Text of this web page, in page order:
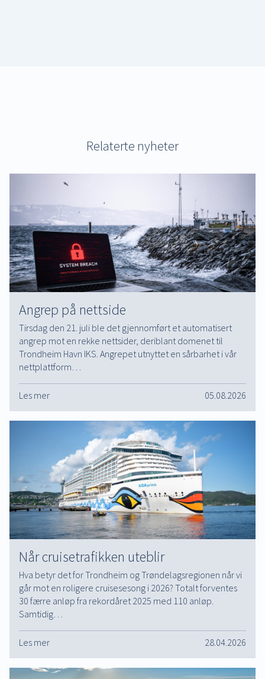
Relaterte nyheter
Angrep på nettside
Tirsdag den 21. juli ble det gjennomført et automatisert
angrep mot en rekke nettsider, deriblant domenet til
Trondheim Havn IKS. Angrepet utnyttet en sårbarhet i vår
nettplattform…
Les mer 05.08.2026
Når cruisetrafikken uteblir
Hva betyr det for Trondheim og Trøndelagsregionen når vi
går mot en roligere cruisesesong i 2026? Totalt forventes
30 færre anløp fra rekordåret 2025 med 110 anløp.
Samtidig…
Les mer 28.04.2026